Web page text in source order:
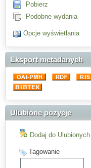
Pobierz
Podobne wydania
Opcje wyświetlania
Eksport metadanych
Ulubione pozycje
Dodaj do Ulubionych
Tagowanie